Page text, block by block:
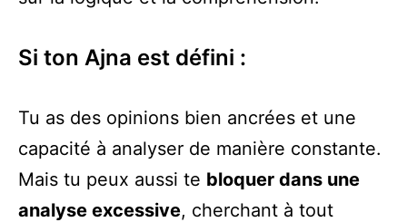
Si ton Ajna est défini :
Tu as des opinions bien ancrées et une
capacité à analyser de manière constante.
Mais tu peux aussi te bloquer dans une
analyse excessive, cherchant à tout